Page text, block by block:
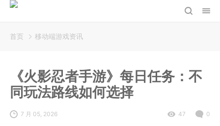
首页 移动端游戏资讯
《火影忍者手游》每日任务：不
同玩法路线如何选择
7 月 05, 2026 47 0